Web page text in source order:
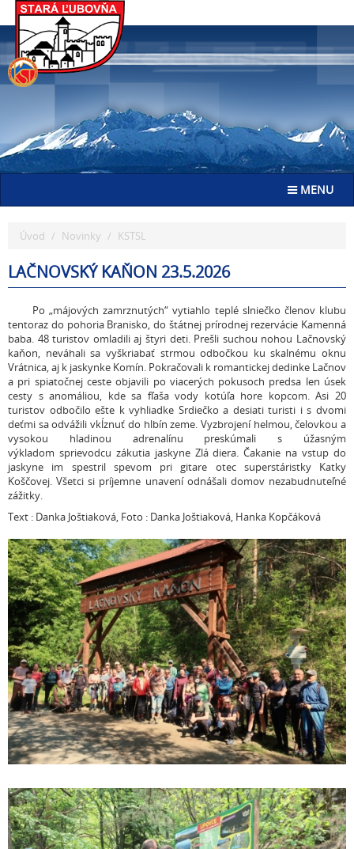
Go
to
Toggle
MENU
Úvod Novinky KSTSL
LAČNOVSKÝ KAŇON 23.5.2026
Po „májových zamrznutých“ vytiahlo teplé slniečko členov klubu
tentoraz do pohoria Branisko, do štátnej prírodnej rezervácie Kamenná
baba. 48 turistov omladili aj štyri deti. Prešli suchou nohou Lačnovský
kaňon, neváhali sa vyškriabať strmou odbočkou ku skalnému oknu
Vrátnica, aj k jaskynke Komín. Pokračovali k romantickej dedinke Lačnov
a pri spiatočnej ceste objavili po viacerých pokusoch predsa len úsek
cesty s anomáliou, kde sa fľaša vody kotúľa hore kopcom. Asi 20
turistov odbočilo ešte k vyhliadke Srdiečko a desiati turisti i s dvomi
deťmi sa odvážili vkĺznuť do hlbín zeme. Vyzbrojení helmou, čelovkou a
vysokou hladinou adrenalínu preskúmali s úžasným
výkladom sprievodcu zákutia jaskyne Zlá diera. Čakanie na vstup do
jaskyne im spestril spevom pri gitare otec superstáristky Katky
Koščovej. Všetci si príjemne unavení odnášali domov nezabudnuteľné
zážitky.
Text : Danka Joštiaková, Foto : Danka Joštiaková, Hanka Kopčáková